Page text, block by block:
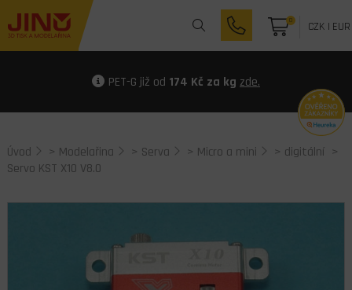
0 CZK| EUR
PET-G již od 174 Kč za kg zde.
Úvod > Modelařina > Serva > Micro a mini > digitální >
Servo KST X10 V8.0